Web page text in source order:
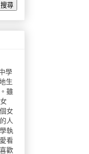
學
生
雖
女
人
執
看
歡